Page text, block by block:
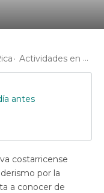
Actividades en Puntarenas
antes
costarricense
por la
a conocer de